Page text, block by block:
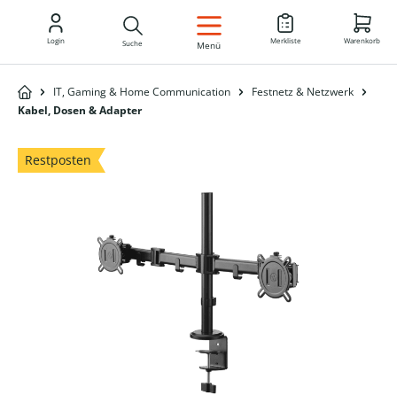
DE
Login Suche Menü Merkliste Warenkorb
IT, Gaming & Home Communication
Festnetz & Netzwerk
Kabel, Dosen & Adapter
Restposten